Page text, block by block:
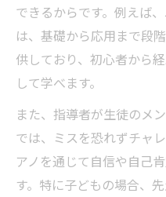
できるからです。例えば
は、基礎から応用まで段
供しており、初心者から
して学べます。
また、指導者が生徒のメ
では、ミスを恐れずチャ
アノを通じて自信や自己
す。特に子どもの場合、